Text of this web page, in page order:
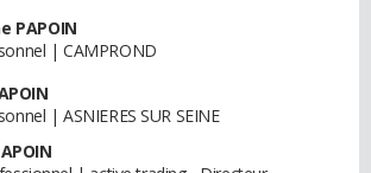
PAPOIN
| CAMPROND
| ASNIERES SUR SEINE